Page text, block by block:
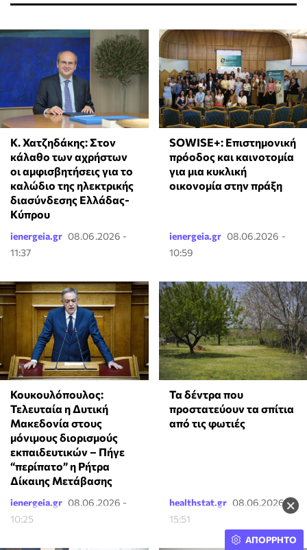
×
Κ. Χατζηδάκης: Στον
κάλαθο των αχρήστων
οι αμφισβητήσεις για το
καλώδιο της ηλεκτρικής
διασύνδεσης Ελλάδας-
Κύπρου
ienergeia.gr 08.06.2026 -
11:37
SOWISE+: Επιστημονική
πρόοδος και καινοτομία
για μια κυκλική
οικονομία στην πράξη
ienergeia.gr 08.06.2026 -
10:59
Κουκουλόπουλος:
Τελευταία η Δυτική
Μακεδονία στους
μόνιμους διορισμούς
εκπαιδευτικών – Πήγε
“περίπατο” η Ρήτρα
Δίκαιης Μετάβασης
ienergeia.gr 08.06.2026 -
10:25
Τα δέντρα που
προστατεύουν τα σπίτια
από τις φωτιές
healthstat.gr 08.06.2026 -
15:51
ΑΠΟΡΡΗΤΟ